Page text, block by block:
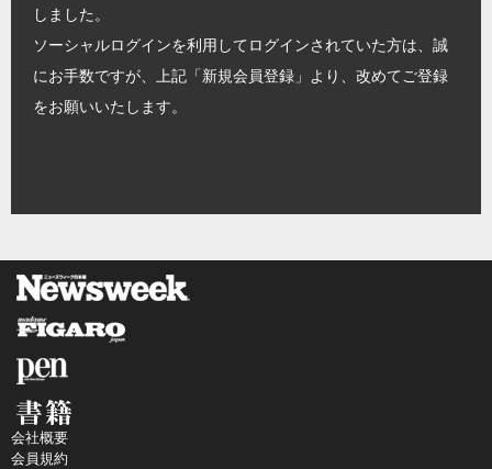
しました。
ソーシャルログインを利用してログインされていた方は、誠
にお手数ですが、上記「新規会員登録」より、改めてご登録
をお願いいたします。
会社概要
会員規約